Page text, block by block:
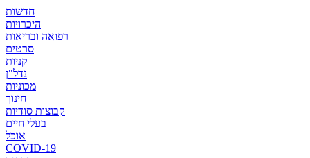
חדשות
היכרויות
רפואה ובריאות
סרטים
קניות
נדל"ן
מכוניות
חינוך
קבוצות סודיות
בעלי חיים
אוכל
COVID-19